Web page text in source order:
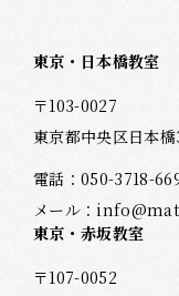
東京・日本橋教室
〒103-0027
東京都中央区日本
電話：050-3718-
メール：
東京・赤坂教室
〒107-0052